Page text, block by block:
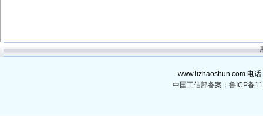
www.lizhaoshun.com 电
中国工信部备案：鲁ICP备